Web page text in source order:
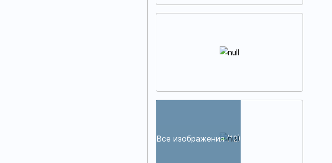
Все изображения (12)